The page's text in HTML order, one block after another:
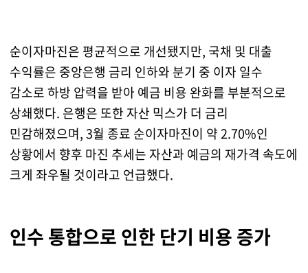
순이자마진은 평균적으로 개선됐지만, 국채 및 대출
수익률은 중앙은행 금리 인하와 분기 중 이자 일수
감소로 하방 압력을 받아 예금 비용 완화를 부분적으로
상쇄했다. 은행은 또한 자산 믹스가 더 금리
민감해졌으며, 3월 종료 순이자마진이 약 2.70%인
상황에서 향후 마진 추세는 자산과 예금의 재가격 속도에
크게 좌우될 것이라고 언급했다.
인수 통합으로 인한 단기 비용 증가